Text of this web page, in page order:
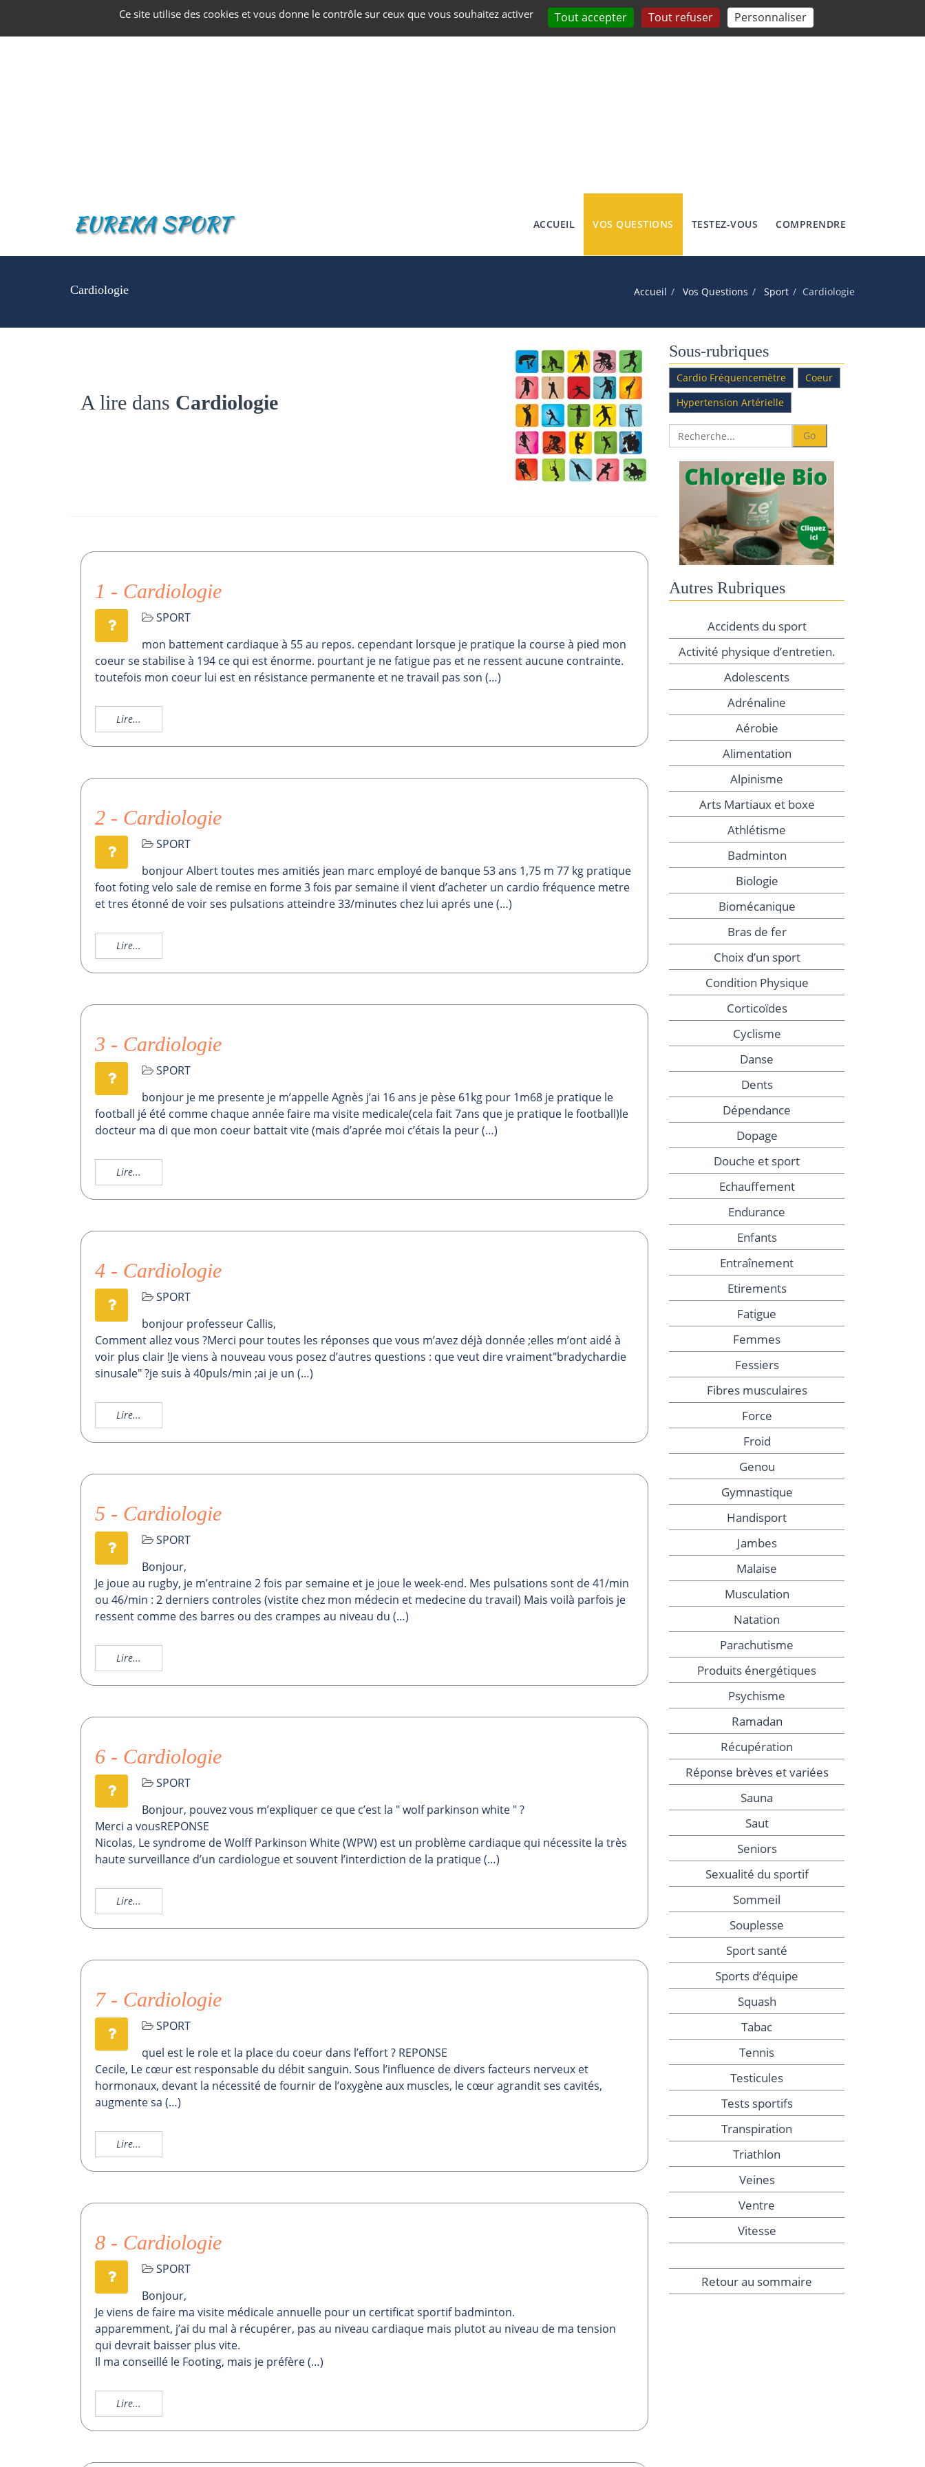
ACCUEIL VOS QUESTIONS TESTEZ-VOUS COMPRENDRE
Cardiologie Accueil Vos Questions Sport Cardiologie
A lire dans Cardiologie
1 - Cardiologie
SPORT
mon battement cardiaque à 55 au repos. cependant lorsque je pratique la course à pied mon
coeur se stabilise à 194 ce qui est énorme. pourtant je ne fatigue pas et ne ressent aucune contrainte.
toutefois mon coeur lui est en résistance permanente et ne travail pas son (…)
Lire...
2 - Cardiologie
SPORT
bonjour Albert toutes mes amitiés jean marc employé de banque 53 ans 1,75 m 77 kg pratique
foot foting velo sale de remise en forme 3 fois par semaine il vient d’acheter un cardio fréquence metre
et tres étonné de voir ses pulsations atteindre 33/minutes chez lui aprés une (…)
Lire...
3 - Cardiologie
SPORT
bonjour je me presente je m’appelle Agnès j’ai 16 ans je pèse 61kg pour 1m68 je pratique le
football jé été comme chaque année faire ma visite medicale(cela fait 7ans que je pratique le football)le
docteur ma di que mon coeur battait vite (mais d’aprée moi c’étais la peur (…)
Lire...
4 - Cardiologie
SPORT
bonjour professeur Callis,
Comment allez vous ?Merci pour toutes les réponses que vous m’avez déjà donnée ;elles m’ont aidé à
voir plus clair !Je viens à nouveau vous posez d’autres questions : que veut dire vraiment"bradychardie
sinusale" ?je suis à 40puls/min ;ai je un (…)
Lire...
5 - Cardiologie
SPORT
Bonjour,
Je joue au rugby, je m’entraine 2 fois par semaine et je joue le week-end. Mes pulsations sont de 41/min
ou 46/min : 2 derniers controles (vistite chez mon médecin et medecine du travail) Mais voilà parfois je
ressent comme des barres ou des crampes au niveau du (…)
Lire...
6 - Cardiologie
SPORT
Bonjour, pouvez vous m’expliquer ce que c’est la " wolf parkinson white " ?
Merci a vousREPONSE
Nicolas, Le syndrome de Wolff Parkinson White (WPW) est un problème cardiaque qui nécessite la très
haute surveillance d’un cardiologue et souvent l’interdiction de la pratique (…)
Lire...
7 - Cardiologie
SPORT
quel est le role et la place du coeur dans l’effort ? REPONSE
Cecile, Le cœur est responsable du débit sanguin. Sous l’influence de divers facteurs nerveux et
hormonaux, devant la nécessité de fournir de l’oxygène aux muscles, le cœur agrandit ses cavités,
augmente sa (…)
Lire...
8 - Cardiologie
SPORT
Bonjour,
Je viens de faire ma visite médicale annuelle pour un certificat sportif badminton.
apparemment, j’ai du mal à récupérer, pas au niveau cardiaque mais plutot au niveau de ma tension
qui devrait baisser plus vite.
Il ma conseillé le Footing, mais je préfère (…)
Lire...
Sous-rubriques
Cardio Fréquencemètre
Coeur
Hypertension Artérielle
Autres Rubriques
Accidents du sport
Activité physique d’entretien.
Adolescents
Adrénaline
Aérobie
Alimentation
Alpinisme
Arts Martiaux et boxe
Athlétisme
Badminton
Biologie
Biomécanique
Bras de fer
Choix d’un sport
Condition Physique
Corticoïdes
Cyclisme
Danse
Dents
Dépendance
Dopage
Douche et sport
Echauffement
Endurance
Enfants
Entraînement
Etirements
Fatigue
Femmes
Fessiers
Fibres musculaires
Force
Froid
Genou
Gymnastique
Handisport
Jambes
Malaise
Musculation
Natation
Parachutisme
Produits énergétiques
Psychisme
Ramadan
Récupération
Réponse brèves et variées
Sauna
Saut
Seniors
Sexualité du sportif
Sommeil
Souplesse
Sport santé
Sports d’équipe
Squash
Tabac
Tennis
Testicules
Tests sportifs
Transpiration
Triathlon
Veines
Ventre
Vitesse
Retour au sommaire
Ce site utilise des cookies et vous donne le contrôle sur ceux que vous souhaitez activer Tout accepter Tout refuser Personnaliser